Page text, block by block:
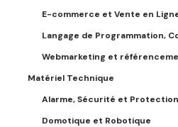
E-commerce et Vente en
Langage de Programmation,
Webmarketing et
Matériel Technique
Alarme, Sécurité et Protection
Domotique et Robotique